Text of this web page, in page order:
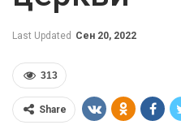
Last Updated Сен 20, 2022
313
Share